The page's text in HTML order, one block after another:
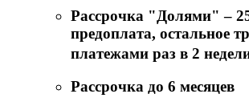
Рассрочка "Долями" –
предоплата, остальное
платежами раз в 2
Рассрочка до 6 месяцев